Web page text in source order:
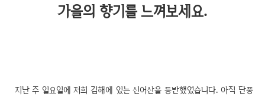
가을의 향기를 느껴보세요.
지난 주 일요일에 저희 김해에 있는 신어산을 등반했었습니다. 아직 단풍